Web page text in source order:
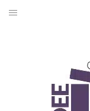
Aller
CADEAUX PAR